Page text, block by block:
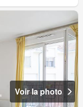
Voir la photo